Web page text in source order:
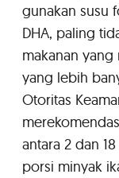
gunakan susu
DHA, paling
makanan
yang lebih
Otoritas
antara 2 dan
porsi minyak